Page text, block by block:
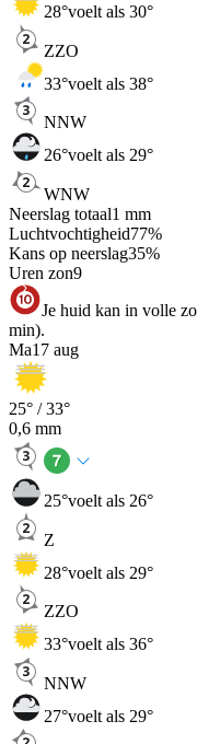
28°voelt als 30°
ZZO
33°voelt als 38°
NNW
26°voelt als 29°
WNW
Neerslag totaal1 mm
Luchtvochtigheid77%
Kans op neerslag35%
Uren zon9
Je huid kan in volle
min).
Ma17 aug
25° /33°
0,6 mm
25°voelt als 26°
Z
28°voelt als 29°
ZZO
33°voelt als 36°
NNW
27°voelt als 29°